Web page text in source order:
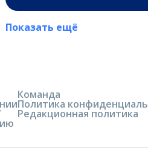
Показать ещё
Команда
Политика
Редакционная политика